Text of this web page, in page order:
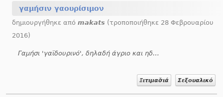
γαμήσιν γαουρίσιμον
δημιουργήθηκε απόmakats (τροποποιήθηκε 28 Φεβρουαρίου
2016)
Γαμήσι 'γαϊδουρινό', δηλαδή άγριο και ηδονικό.
Ξιτιμασ̌ιά Σεξουαλικό